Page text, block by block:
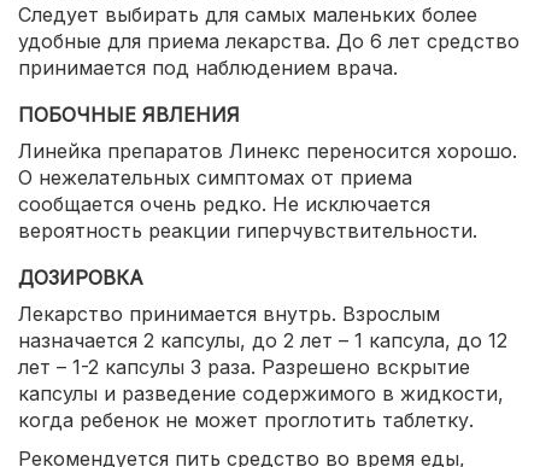
Следует выбирать для самых маленьких более
удобные для приема лекарства. До 6 лет средство
принимается под наблюдением врача.
ПОБОЧНЫЕ ЯВЛЕНИЯ
Линейка препаратов Линекс переносится хорошо.
О нежелательных симптомах от приема
сообщается очень редко. Не исключается
вероятность реакции гиперчувствительности.
ДОЗИРОВКА
Лекарство принимается внутрь. Взрослым
назначается 2 капсулы, до 2 лет – 1 капсула, до 12
лет – 1-2 капсулы 3 раза. Разрешено вскрытие
капсулы и разведение содержимого в жидкости,
когда ребенок не может проглотить таблетку.
Рекомендуется пить средство во время еды,